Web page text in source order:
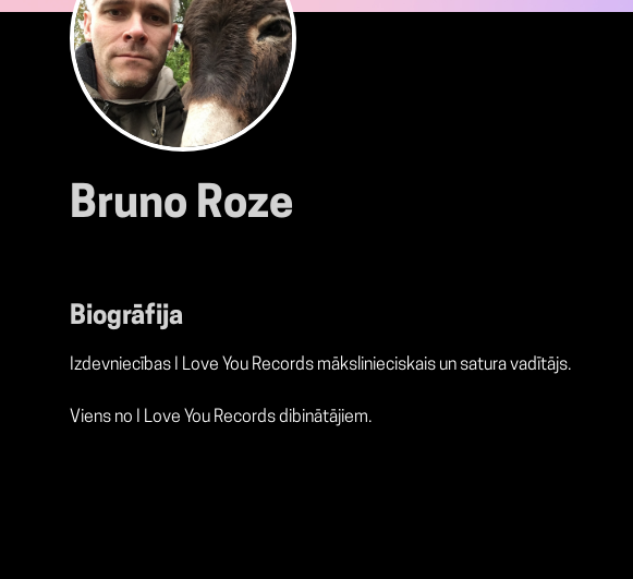
Bruno Roze
Biogrāfija
Izdevniecības I Love You Records mākslinieciskais un satura vadītājs.
Viens no I Love You Records dibinātājiem.